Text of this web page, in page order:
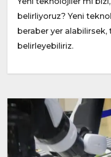
belirliyoruz? Yeni
beraber yer
belirleyebiliriz.